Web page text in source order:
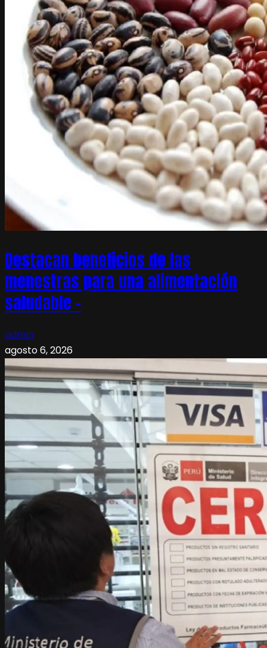
Destacan beneficios de las
menestras para una alimentación
saludable –
admin
agosto 6, 2026